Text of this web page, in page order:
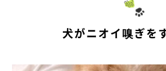
犬がニオイ嗅ぎを